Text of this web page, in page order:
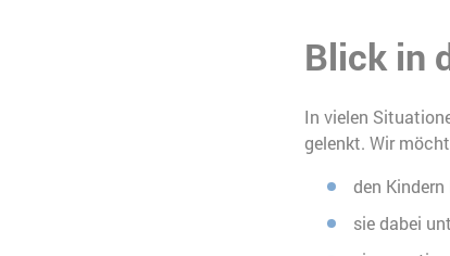
Blick in
In vielen
gelenkt. Wir
den
sie dabei